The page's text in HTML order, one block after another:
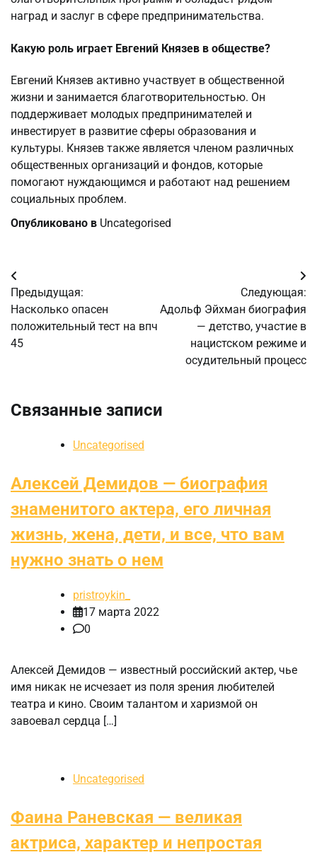
наград и заслуг в сфере предпринимательства.
Какую роль играет Евгений Князев в обществе?
Евгений Князев активно участвует в общественной
жизни и занимается благотворительностью. Он
поддерживает молодых предпринимателей и
инвестирует в развитие сферы образования и
культуры. Князев также является членом различных
общественных организаций и фондов, которые
помогают нуждающимся и работают над решением
социальных проблем.
Опубликовано в Uncategorised
Навигация
по
записям
Предыдущая:
Насколько опасен
положительный тест на впч
45
Следующая:
Адольф Эйхман биография
— детство, участие в
нацистском режиме и
осудительный процесс
Связанные записи
Uncategorised
Алексей Демидов — биография
знаменитого актера, его личная
жизнь, жена, дети, и все, что вам
нужно знать о нем
pristroykin_
17 марта 2022
0
Алексей Демидов — известный российский актер, чье
имя никак не исчезает из поля зрения любителей
театра и кино. Своим талантом и харизмой он
завоевал сердца […]
Uncategorised
Фаина Раневская — великая
актриса, характер и непростая